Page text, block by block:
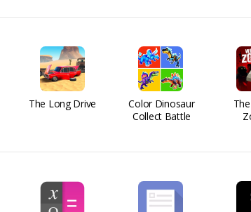
The Long Drive
Color Dinosaur
Collect Battle